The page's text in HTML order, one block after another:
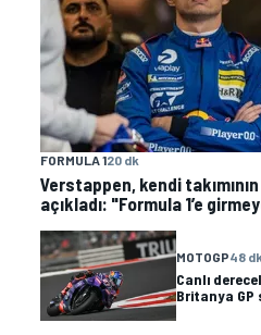
FORMULA 120 dk
Verstappen, kendi takımının
açıkladı: "Formula 1’e
MOTOGP48 dk
Canlı
Britanya GP